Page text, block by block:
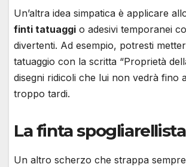
Un’altra idea simpatica è applicare
finti tatuaggi o adesivi temporanei
divertenti. Ad esempio, potresti
tatuaggio con la scritta “Proprietà
disegni ridicoli che lui non vedrà fino
troppo tardi.
La finta spogliarellista
Un altro scherzo che strappa